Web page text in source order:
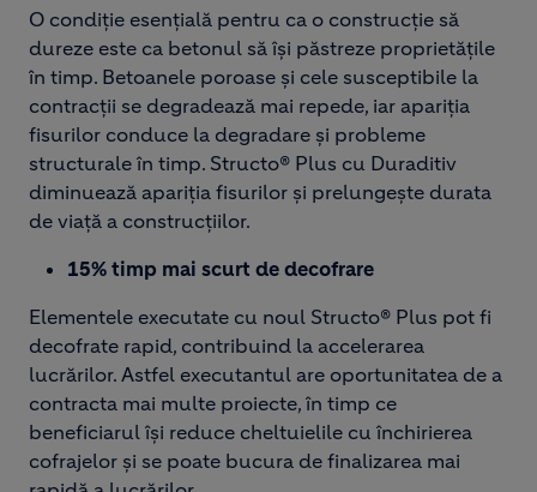
O condiție esențială pentru ca o construcție să
dureze este ca betonul să își păstreze proprietățile
în timp. Betoanele poroase și cele susceptibile la
contracții se degradează mai repede, iar apariția
fisurilor conduce la degradare și probleme
structurale în timp. Structo® Plus cu Duraditiv
diminuează apariția fisurilor și prelungește durata
de viață a construcțiilor.
15% timp mai scurt de decofrare
Elementele executate cu noul Structo® Plus pot fi
decofrate rapid, contribuind la accelerarea
lucrărilor. Astfel executantul are oportunitatea de a
contracta mai multe proiecte, în timp ce
beneficiarul își reduce cheltuielile cu închirierea
cofrajelor și se poate bucura de finalizarea mai